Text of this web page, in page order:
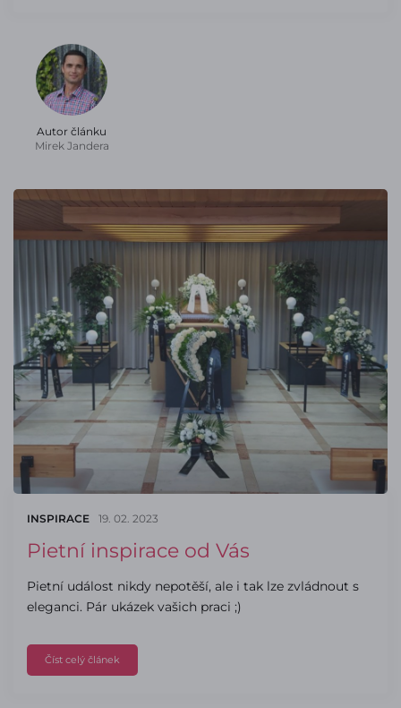
Autor článku
Mirek Jandera
INSPIRACE 19. 02. 2023
Pietní inspirace od Vás
Pietní událost nikdy nepotěší, ale i tak lze zvládnout s
eleganci. Pár ukázek vašich praci ;)
Číst celý článek